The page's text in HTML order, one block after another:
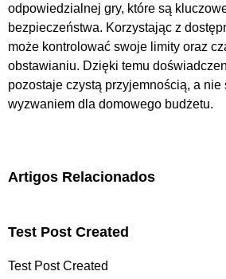
odpowiedzialnej gry, które są
bezpieczeństwa. Korzystając z
może kontrolować swoje limity oraz
obstawianiu. Dzięki temu
pozostaje czystą przyjemnością, a nie
wyzwaniem dla domowego budżetu.
Artigos Relacionados
Test Post Created
Test Post Created